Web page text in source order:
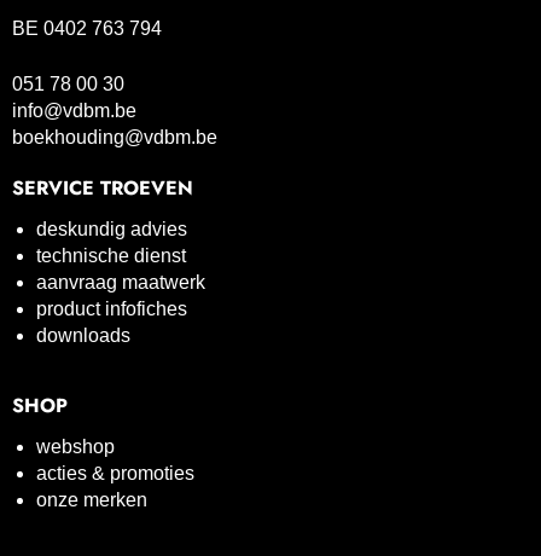
BE 0402 763 794
051 78 00 30
info@vdbm.be
boekhouding@vdbm.be
SERVICE TROEVEN
deskundig advies
technische dienst
aanvraag maatwerk
product infofiches
downloads
SHOP
webshop
acties & promoties
onze merken